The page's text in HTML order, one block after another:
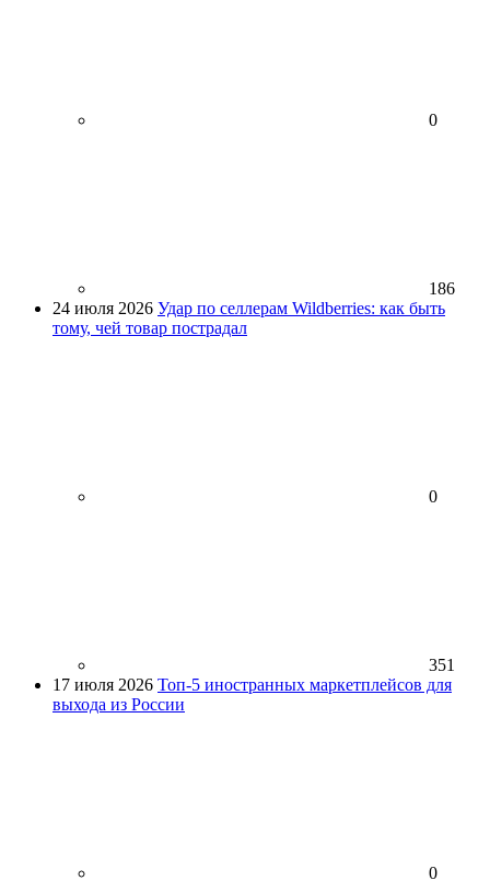
0
186
24 июля 2026 Удар по селлерам Wildberries: как быть
тому, чей товар пострадал
0
351
17 июля 2026 Топ-5 иностранных маркетплейсов для
выхода из России
0